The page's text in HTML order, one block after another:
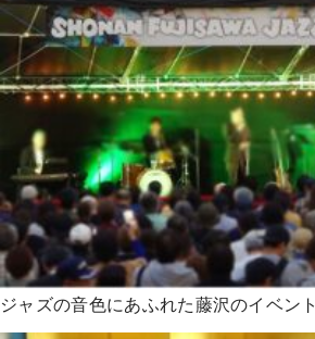
ジャズの音色にあふれた藤沢のイベント